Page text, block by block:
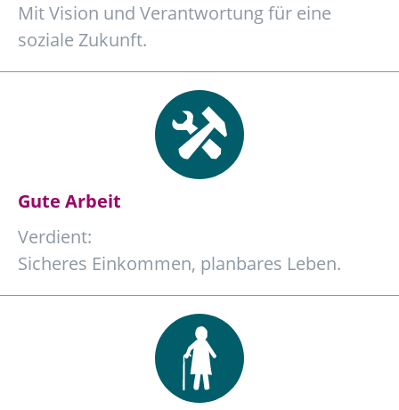
Mit Vision und Verantwortung für eine
soziale Zukunft.
Gute Arbeit
Verdient:
Sicheres Einkommen, planbares Leben.